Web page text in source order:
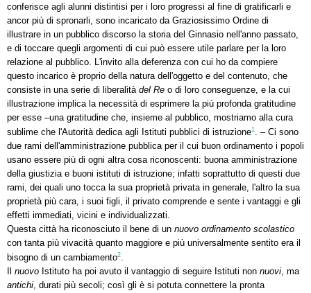
conferisce agli alunni distintisi per i loro progressi al fine di gratificarli e
ancor più di spronarli, sono incaricato da Graziosissimo Ordine di
illustrare in un pubblico discorso la storia del Ginnasio nell'anno passato,
e di toccare quegli argomenti di cui può essere utile parlare per la loro
relazione al pubblico. L'invito alla deferenza con cui ho da compiere
questo incarico è proprio della natura dell'oggetto e del contenuto, che
consiste in una serie di liberalità del Re o di loro conseguenze, e la cui
illustrazione implica la necessità di esprimere la più profonda gratitudine
per esse –una gratitudine che, insieme al pubblico, mostriamo alla cura
sublime che l'Autorità dedica agli Istituti pubblici di istruzione1 . – Ci sono
due rami dell'amministrazione pubblica per il cui buon ordinamento i popoli
usano essere più di ogni altra cosa riconoscenti: buona amministrazione
della giustizia e buoni istituti di istruzione; infatti soprattutto di questi due
rami, dei quali uno tocca la sua proprietà privata in generale, l'altro la sua
proprietà più cara, i suoi figli, il privato comprende e sente i vantaggi e gli
effetti immediati, vicini e individualizzati.
Questa città ha riconosciuto il bene di un nuovo ordinamento scolastico
con tanta più vivacità quanto maggiore e più universalmente sentito era il
bisogno di un cambiamento2.
nuovo Istituto ha poi avuto il vantaggio di seguire Istituti non nuovi, ma
antichi, durati più secoli; così gli è si potuta connettere la pronta